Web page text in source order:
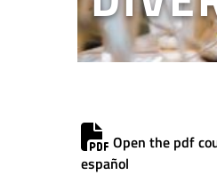
Open the pdf
español